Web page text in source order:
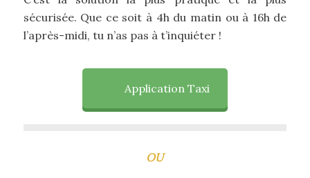
sécurisée. Que ce soit à 4h du matin ou à 16h de
l’après-midi, tu n’as pas à t’inquiéter !
Application Taxi
OU